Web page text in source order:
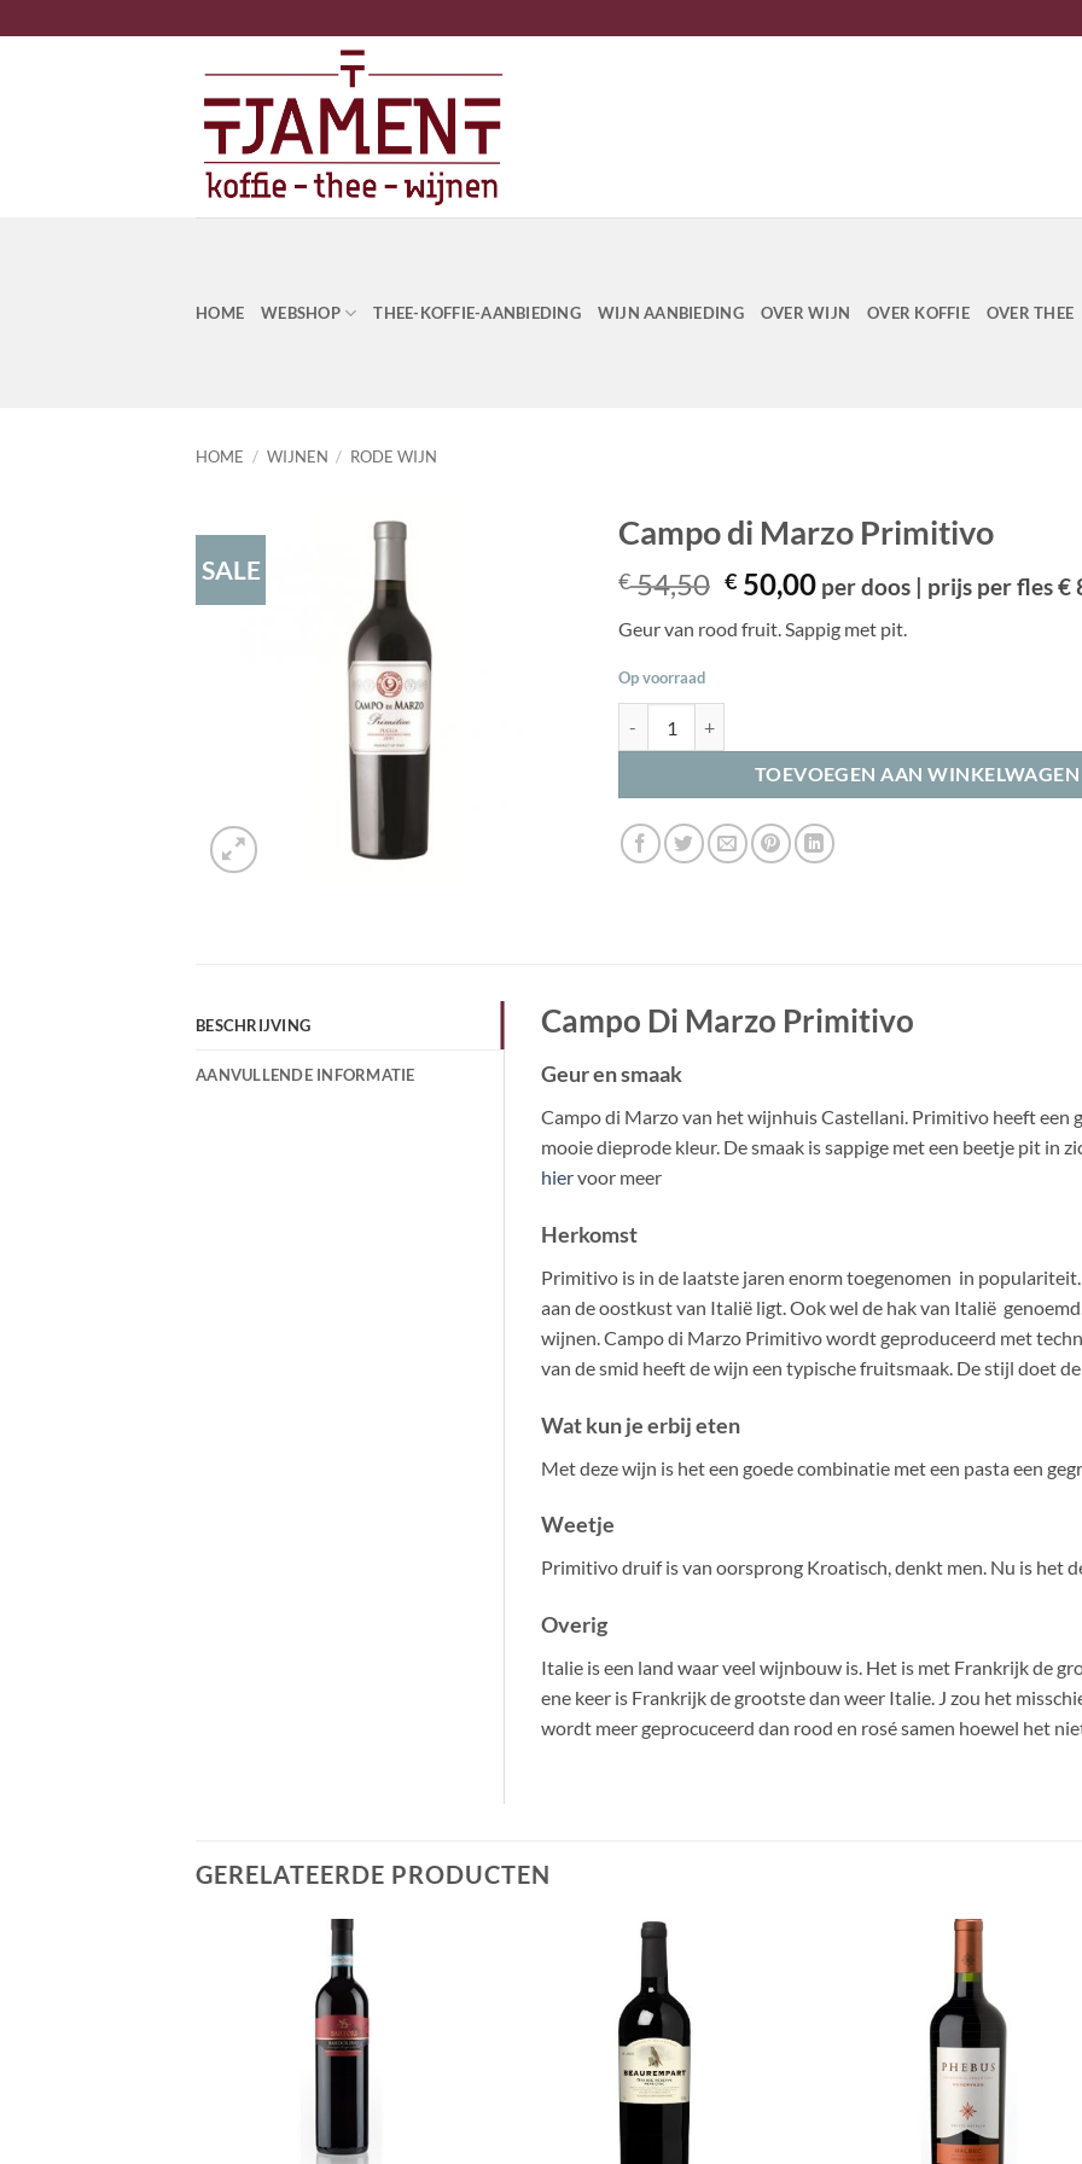
naar
HOME WEBSHOP THEE-KOFFIE-AANBIEDING WIJN AANBIEDING OVER WIJN OVER KOFFIE OVER THEE
HOME / WIJNEN / RODE WIJN
SALE
Campo di Marzo Primitivo
€54,50 Oorspronkelijke
prijs
was:
€ 50,00Huidige
prijs
is:
per doos | prijs per fles €
Geur van rood fruit. Sappig met pit.
Op voorraad
TOEVOEGEN AAN WINKELWAGEN
BESCHRIJVING
AANVULLENDE INFORMATIE
Campo Di Marzo Primitivo
Geur en smaak
Campo di Marzo van het wijnhuis Castellani. Primitivo heeft een
mooie dieprode kleur. De smaak is sappige met een beetje pit in
hiervoor meer
Herkomst
Primitivo is in de laatste jaren enorm toegenomen in
aan de oostkust van Italië ligt. Ook wel de hak van Italië
wijnen. Campo di Marzo Primitivo wordt geproduceerd met
van de smid heeft de wijn een typische fruitsmaak. De stijl doet
Wat kun je erbij eten
Met deze wijn is het een goede combinatie met een pasta een
Weetje
Primitivo druif is van oorsprong Kroatisch, denkt men. Nu is het
Overig
Italie is een land waar veel wijnbouw is. Het is met Frankrijk de
ene keer is Frankrijk de grootste dan weer Italie. J zou het
wordt meer geprocuceerd dan rood en rosé samen hoewel het
GERELATEERDE PRODUCTEN